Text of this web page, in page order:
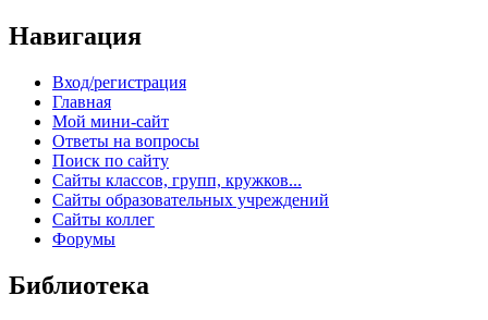
Навигация
Вход/регистрация
Главная
Мой мини-сайт
Ответы на вопросы
Поиск по сайту
Сайты классов, групп, кружков...
Сайты образовательных учреждений
Сайты коллег
Форумы
Библиотека